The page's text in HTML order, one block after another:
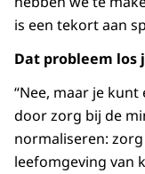
is een tekort aan
Dat probleem los
“Nee, maar je
door zorg bij de
normaliseren:
leefomgeving van